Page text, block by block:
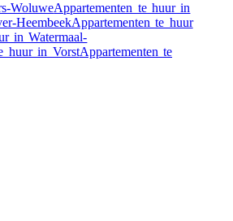
WoluweAppartementen te huur in
HeembeekAppartementen te huur
in Watermaal-
huur in VorstAppartementen te